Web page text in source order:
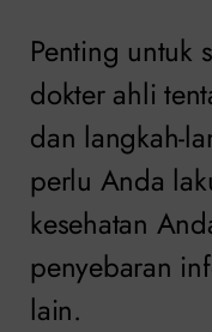
Penting untuk
dokter ahli
dan langkah-
perlu Anda
kesehatan
penyebaran
lain.